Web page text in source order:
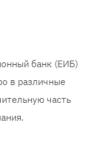
банк (ЕИБ)
в различные
часть